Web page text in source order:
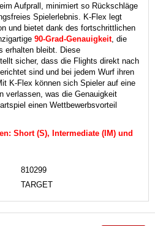
Aufprall, minimiert so Rückschläge
Spielerlebnis.
K-Flex legt
und bietet dank des fortschrittlichen
90-Grad-Genauigkeit, die
erhalten bleibt. Diese
sicher, dass die Flights direkt nach
sind und bei jedem Wurf ihren
K-Flex können sich Spieler auf eine
verlassen, was die Genauigkeit
einen Wettbewerbsvorteil
Short (S), Intermediate (IM) und
810299
TARGET